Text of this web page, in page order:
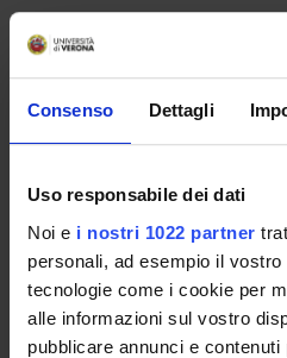
Consenso Dettagli
Uso responsabile dei dati
Noi e i nostri 1022 partner
personali, ad esempio il
tecnologie come i cookie per
alle informazioni sul vostro
pubblicare annunci e
GOVERNANCE
SERVIZI DI SEGRETERIA
STRUTTURE DEL